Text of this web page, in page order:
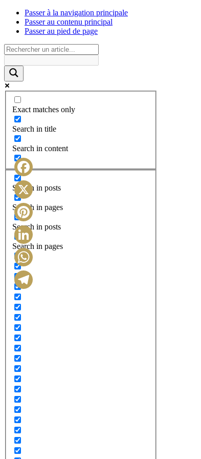
Passer à la navigation principale
Passer au contenu principal
Passer au pied de page
Exact matches only
Search in title
Search in content
Search in posts
Search in pages
Search in posts
Search in pages
Facebook
X
Pinterest
LinkedIn
WhatsApp
Telegram